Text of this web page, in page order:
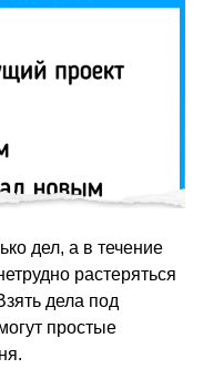
дел, а в течение
растеряться
дела под
простые